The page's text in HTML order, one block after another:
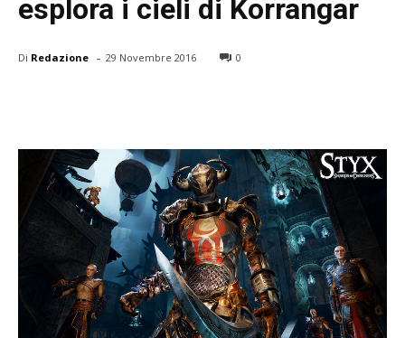
esplora i cieli di Korrangar
Di Redazione - 29 Novembre 2016 0